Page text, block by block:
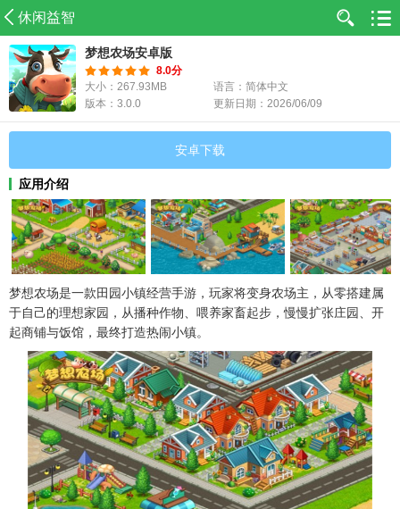
休闲益智
梦想农场安卓版
8.0分
大小：267.93MB
语言：简体中文
版本：3.0.0
更新日期：2026/06/09
安卓下载
应用介绍
梦想农场是一款田园小镇经营手游，玩家将变身农场主，从零搭建属
于自己的理想家园，从播种作物、喂养家畜起步，慢慢扩张庄园、开
起商铺与饭馆，最终打造热闹小镇。